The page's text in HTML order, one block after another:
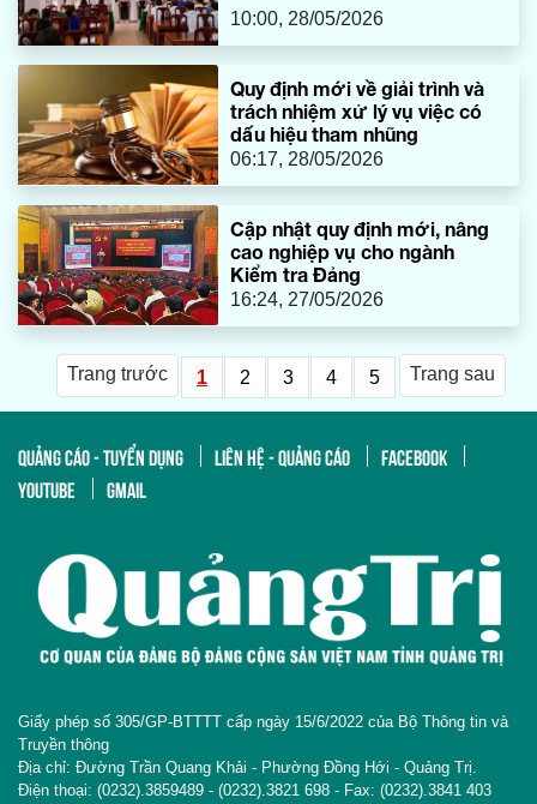
10:00, 28/05/2026
Quy định mới về giải trình và
trách nhiệm xử lý vụ việc có
dấu hiệu tham nhũng
06:17, 28/05/2026
Cập nhật quy định mới, nâng
cao nghiệp vụ cho ngành
Kiểm tra Đảng
16:24, 27/05/2026
Trang trước 1 2 3 4 5 Trang sau
QUẢNG CÁO - TUYỂN DỤNG LIÊN HỆ - QUẢNG CÁO
FACEBOOK
YOUTUBE
GMAIL
Giấy phép số 305/GP-BTTTT cấp ngày 15/6/2022 của Bộ Thông tin và
Truyền thông
Địa chỉ: Đường Trần Quang Khải - Phường Đồng Hới - Quảng Trị.
Điện thoại: (0232).3859489 - (0232).3821 698 - Fax: (0232).3841 403